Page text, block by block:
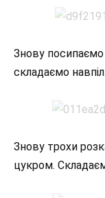
Знову
складаємо навпіл.
Знову трохи
цукром.